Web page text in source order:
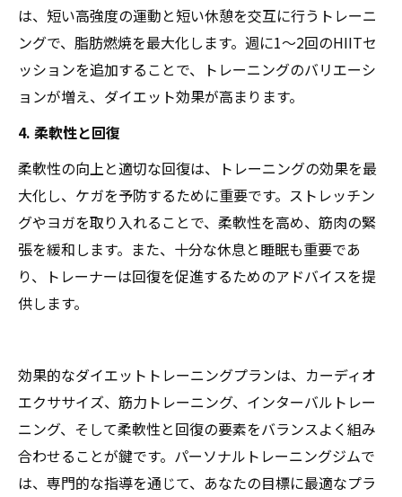
は、短い高強度の運動と短い休憩を交互に行うトレーニ
ングで、脂肪燃焼を最大化します。週に1〜2回のHIITセ
ッションを追加することで、トレーニングのバリエーシ
ョンが増え、ダイエット効果が高まります。
4. 柔軟性と回復
柔軟性の向上と適切な回復は、トレーニングの効果を最
大化し、ケガを予防するために重要です。ストレッチン
グやヨガを取り入れることで、柔軟性を高め、筋肉の緊
張を緩和します。また、十分な休息と睡眠も重要であ
り、トレーナーは回復を促進するためのアドバイスを提
供します。
効果的なダイエットトレーニングプランは、カーディオ
エクササイズ、筋力トレーニング、インターバルトレー
ニング、そして柔軟性と回復の要素をバランスよく組み
合わせることが鍵です。パーソナルトレーニングジムで
は、専門的な指導を通じて、あなたの目標に最適なプラ